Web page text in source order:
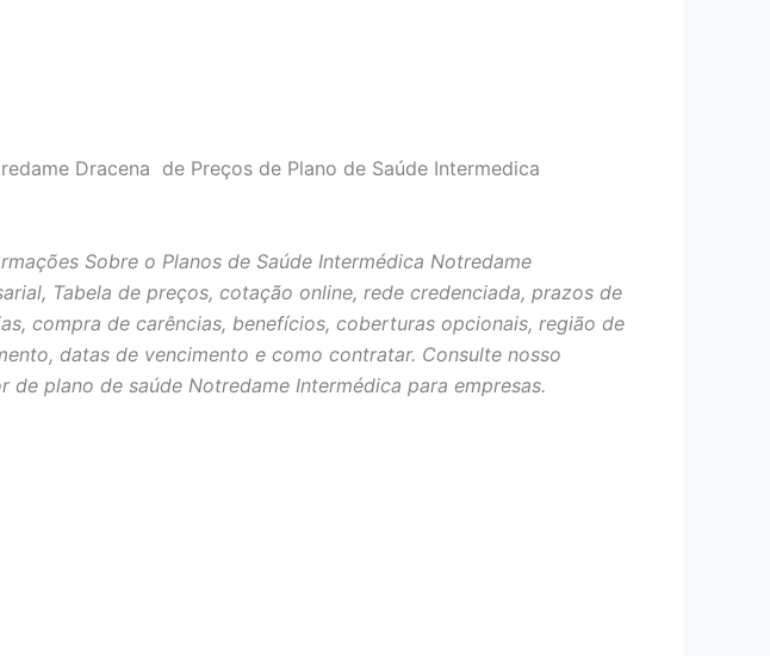
Dracena de Preços de Plano de Saúde Intermedica
Sobre o Planos de Saúde Intermédica Notredame
Tabela de preços, cotação online, rede credenciada, prazos de
compra de carências, benefícios, coberturas opcionais, região de
datas de vencimento e como contratar. Consulte nosso
de plano de saúde Notredame Intermédica para empresas.